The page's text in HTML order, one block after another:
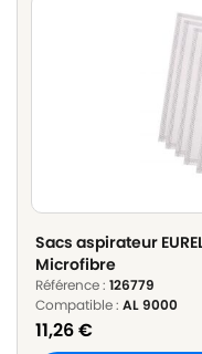
Sacs aspirateur
Microfibre
Référence : 126779
Compatible : AL 9000
11,26€